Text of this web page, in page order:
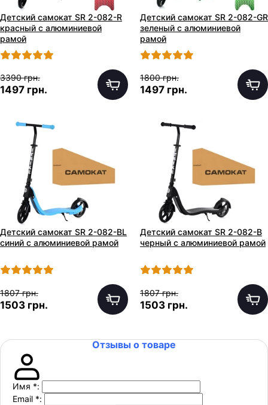
Детский самокат SR 2-082-R
красный с алюминиевой
рамой
3390 грн.
1497 грн.
Детский самокат SR 2-082-GR
зеленый с алюминиевой
рамой
1800 грн.
1497 грн.
Детский самокат SR 2-082-BL
синий с алюминиевой рамой
1807 грн.
1503 грн.
Детский самокат SR 2-082-B
черный с алюминиевой рамой
1807 грн.
1503 грн.
Отзывы о товаре
Имя *:
Email *: